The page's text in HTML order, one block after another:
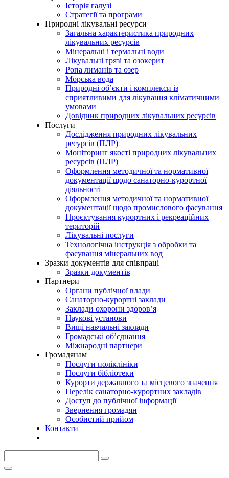
Історія галузі
Стратегії та програми
Природні лікувальні ресурси
Загальна характеристика природних
лікувальних ресурсів
Мінеральні і термальні води
Лікувальні грязі та озокерит
Ропа лиманів та озер
Морська вода
Природні об’єкти і комплекси із
сприятливими для лікування кліматичними
умовами
Довідник природних лікувальних ресурсів
Послуги
Дослідження природних лікувальних
ресурсів (ПЛР)
Моніторинг якості природних лікувальних
ресурсів (ПЛР)
Оформлення методичної та нормативної
документації щодо санаторно-курортної
діяльності
Оформлення методичної та нормативної
документації щодо промислового фасування
Проєктування курортних і рекреаційних
територій
Лікувальні послуги
Технологічна інструкція з обробки та
фасування мінеральних вод
Зразки документів для співпраці
Зразки документів
Партнери
Органи публічної влади
Санаторно-курортні заклади
Заклади охорони здоров’я
Наукові установи
Вищі навчальні заклади
Громадські об’єднання
Міжнародні партнери
Громадянам
Послуги поліклініки
Послуги бібліотеки
Курорти державного та місцевого значення
Перелік санаторно-курортних закладів
Доступ до публічної інформації
Звернення громадян
Особистий прийом
Контакти